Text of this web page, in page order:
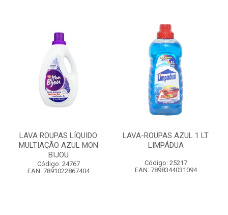
LAVA ROUPAS LÍQUIDO
MULTIAÇÃO AZUL MON
BIJOU
Código: 24767
EAN: 7891022867404
LAVA-ROUPAS AZUL 1 LT
LIMPÁDUA
Código: 25217
EAN: 7898344031094